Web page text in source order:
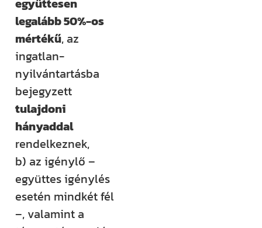
együttesen
legalább 50%-os
mértékű, az
ingatlan-
nyilvántartásba
bejegyzett
tulajdoni
hányaddal
rendelkeznek,
b) az igénylő –
együttes igénylés
esetén mindkét fél
–, valamint a